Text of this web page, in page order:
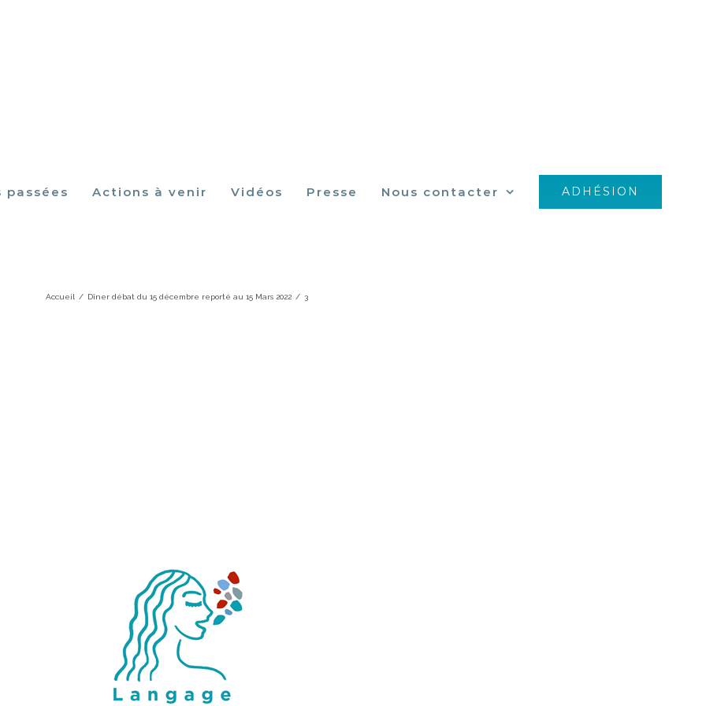
passées Actions à venir Vidéos Presse Nous contacter ADHÉSION
Accueil / Dîner débat du 15 décembre reporté au 15 Mars 2022 / 3